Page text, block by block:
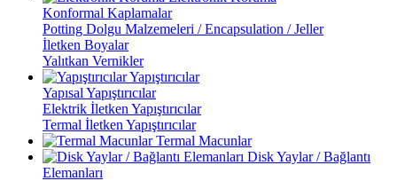
Konformal Kaplamalar
Potting Dolgu Malzemeleri / Encapsulation / Jeller
İletken Boyalar
Yalıtkan Vernikler
Yapıştırıcılar
Yapısal Yapıştırıcılar
Elektrik İletken Yapıştırıcılar
Termal İletken Yapıştırıcılar
Termal Macunlar
Disk Yaylar / Bağlantı
Elemanları